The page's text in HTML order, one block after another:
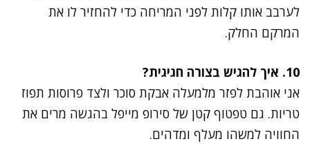
לערבב אותו קלות לפני המריחה כדי להחזיר לו את
המרקם החלק.
10. איך להגיש בצורה חגיגית?
אני אוהבת לפזר מלמעלה אבקת סוכר ולצד פרוסות תפוז
טריות. גם טפטוף קטן של סירופ מייפל בהגשה מרים את
החוויה למשהו מעלף ומדהים.